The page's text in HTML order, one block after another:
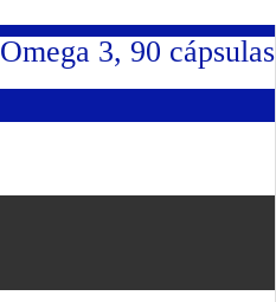
Omega 3, 90 cápsulas